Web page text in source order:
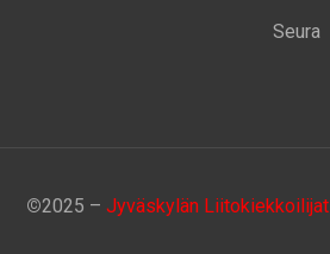
Seura
©2025 –Jyväskylän Liitokiekkoilijat